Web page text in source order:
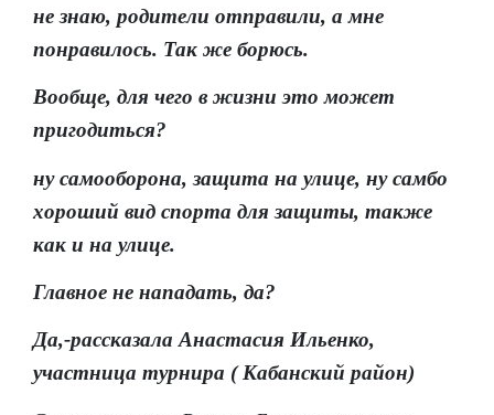
не знаю, родители отправили, а мне
понравилось. Так же борюсь.
Вообще, для чего в жизни это может
пригодиться?
ну самооборона, защита на улице, ну самбо
хороший вид спорта для защиты, также
как и на улице.
Главное не нападать, да?
Да,-рассказала Анастасия Ильенко,
участница турнира ( Кабанский район)